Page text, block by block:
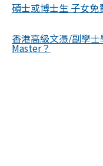
碩士或博士生 子女免
香港高級文憑/副學
Master？